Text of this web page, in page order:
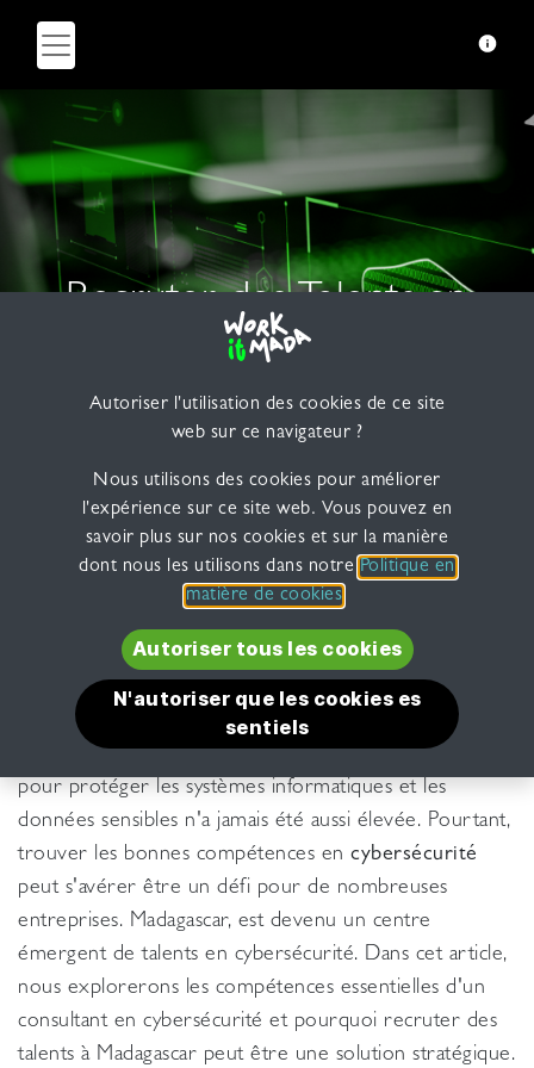
Recruter des Talents en
Cybersécurité à Madagascar :
Les Compétences
Essentielles d'un Consultant
La cybersécurité est un domaine en constante
évolution, et la demande de professionnels qualifiés
pour protéger les systèmes informatiques et les
données sensibles n'a jamais été aussi élevée. Pourtant,
trouver les bonnes compétences en cybersécurité
peut s'avérer être un défi pour de nombreuses
entreprises. Madagascar, est devenu un centre
émergent de talents en cybersécurité. Dans cet article,
nous explorerons les compétences essentielles d'un
consultant en cybersécurité et pourquoi recruter des
talents à Madagascar peut être une solution stratégique.
Autoriser l'utilisation des cookies de ce site
web sur ce navigateur ?
Nous utilisons des cookies pour améliorer
l'expérience sur ce site web. Vous pouvez en
savoir plus sur nos cookies et sur la manière
dont nous les utilisons dans notre Politique en
matière de cookies
Autoriser tous l​​es​​ ​​​​​​​​​​​​​​​​coo​​​​kie​​s​​​​
N'autoriser que les cookie​​s es​​​​​​
sentiels